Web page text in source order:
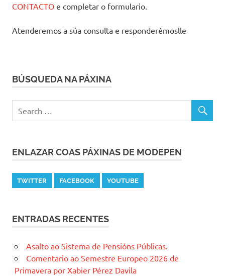
CONTACTO e completar o formulario.
Atenderemos a súa consulta e responderémoslle
BÚSQUEDA NA PÁXINA
ENLAZAR COAS PÁXINAS DE MODEPEN
TWITTER FACEBOOK YOUTUBE
ENTRADAS RECENTES
Asalto ao Sistema de Pensións Públicas.
Comentario ao Semestre Europeo 2026 de
Primavera por Xabier Pérez Davila